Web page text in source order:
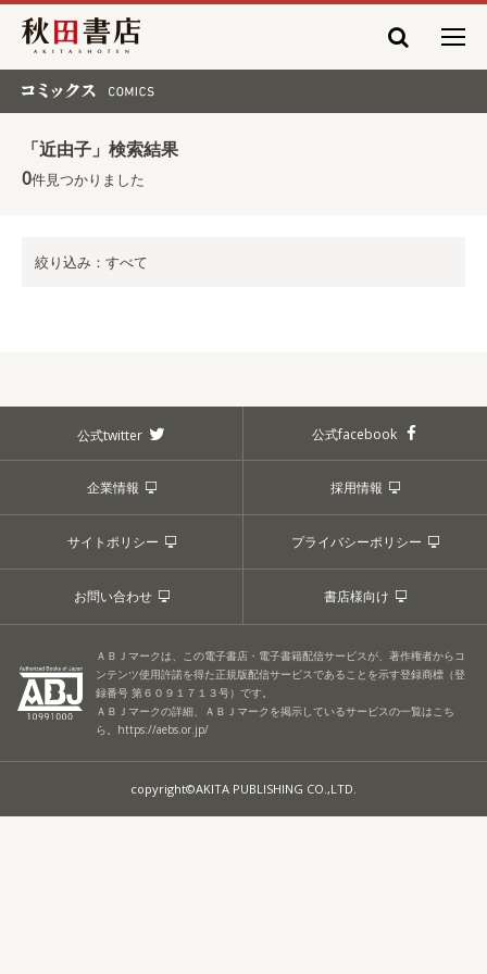
秋田書店
「近由子」検索結果
0件見つかりました
絞り込み：すべて
公式twitter 公式facebook
企業情報 採用情報
サイトポリシー プライバシーポリシー
お問い合わせ 書店様向け
ＡＢＪマークは、この電子書店・電子書籍配信サービスが、著作権者からコ
ンテンツ使用許諾を得た正規版配信サービスであることを示す登録商標（登
録番号 第６０９１７１３号）です。
ＡＢＪマークの詳細、ＡＢＪマークを掲示しているサービスの一覧はこち
ら。 https://aebs.or.jp/
copyright©AKITA PUBLISHING CO.,LTD.